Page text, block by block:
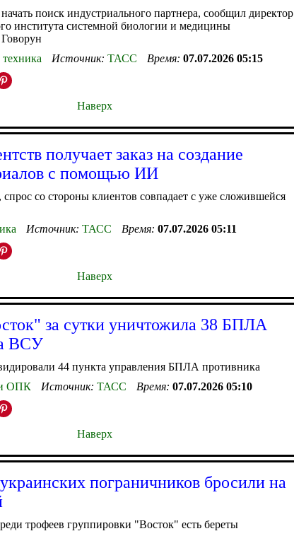
поиск индустриального партнера, сообщил директор
института системной биологии и медицины
Источник: ТАСС Время: 07.07.2026 05:15
Наверх
получает заказ на создание
с помощью ИИ
со стороны клиентов совпадает с уже сложившейся
Источник: ТАСС Время: 07.07.2026 05:11
Наверх
за сутки уничтожила 38 БПЛА
ВСУ
44 пункта управления БПЛА противника
ОПК Источник: ТАСС Время: 07.07.2026 05:10
Наверх
пограничников бросили на
трофеев группировки "Восток" есть береты